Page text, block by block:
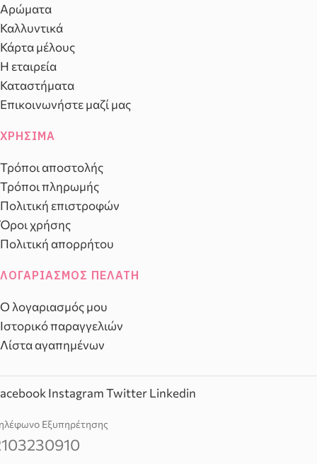
Αρώματα
Καλλυντικά
Κάρτα μέλους
Η εταιρεία
Καταστήματα
Επικοινωνήστε μαζί μας
ΧΡΉΣΙΜΑ
Τρόποι αποστολής
Τρόποι πληρωμής
Πολιτική επιστροφών
Όροι χρήσης
Πολιτική απορρήτου
ΛΟΓΑΡΙΑΣΜΌΣ ΠΕΛΆΤΗ
Ο λογαριασμός μου
Ιστορικό παραγγελιών
Λίστα αγαπημένων
InstagramTwitterLinkedin
Εξυπηρέτησης